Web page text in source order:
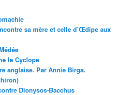
sa mère et celle d’Œdipe aux
le Cyclope
anglaise. Par Annie Birga.
Dionysos-Bacchus